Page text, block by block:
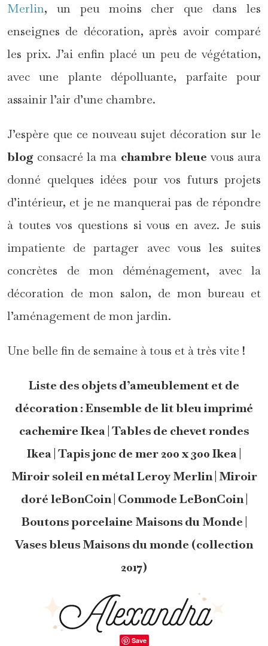
Merlin, un peu moins cher que dans les
enseignes de décoration, après avoir comparé
les prix. J’ai enfin placé un peu de végétation,
avec une plante dépolluante, parfaite pour
assainir l’air d’une chambre.
J’espère que ce nouveau sujet décoration sur le
blog consacré la ma chambre bleue vous aura
donné quelques idées pour vos futurs projets
d’intérieur, et je ne manquerai pas de répondre
à toutes vos questions si vous en avez. Je suis
impatiente de partager avec vous les suites
concrètes de mon déménagement, avec la
décoration de mon salon, de mon bureau et
l’aménagement de mon jardin.
Une belle fin de semaine à tous et à très vite !
Liste des objets d’ameublement et de
décoration : Ensemble de lit bleu imprimé
cachemire Ikea | Tables de chevet rondes
Ikea | Tapis jonc de mer 200 x 300 Ikea |
Miroir soleil en métal Leroy Merlin | Miroir
doré leBonCoin | Commode LeBonCoin |
Boutons porcelaine Maisons du Monde |
Vases bleus Maisons du monde (collection
2017)
Save